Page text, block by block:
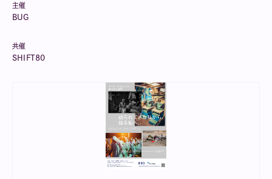
主催
BUG
共催
SHIFT80